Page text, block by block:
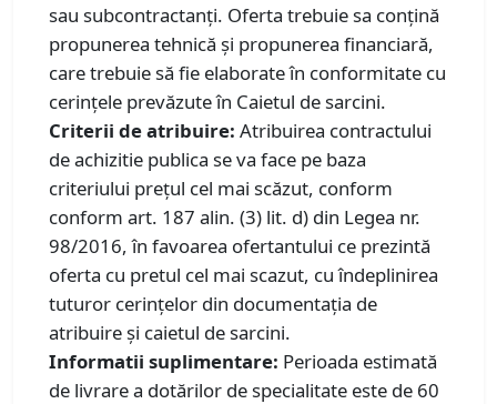
sau subcontractanți. Oferta trebuie sa conțină
propunerea tehnică și propunerea financiară,
care trebuie să fie elaborate în conformitate cu
cerințele prevăzute în Caietul de sarcini.
Criterii de atribuire: Atribuirea contractului
de achizitie publica se va face pe baza
criteriului prețul cel mai scăzut, conform
conform art. 187 alin. (3) lit. d) din Legea nr.
98/2016, în favoarea ofertantului ce prezintă
oferta cu pretul cel mai scazut, cu îndeplinirea
tuturor cerințelor din documentația de
atribuire și caietul de sarcini.
Informatii suplimentare: Perioada estimată
de livrare a dotărilor de specialitate este de 60